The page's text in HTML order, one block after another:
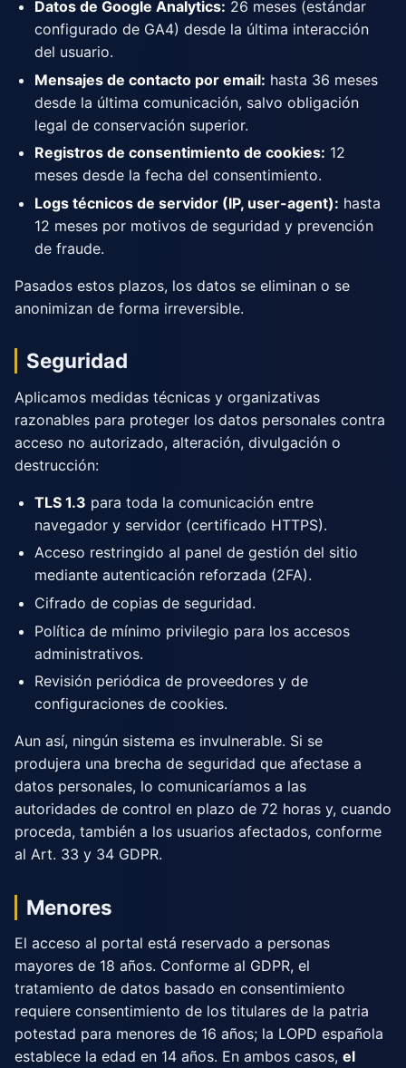
Datos de Google Analytics: 26 meses (estándar
configurado de GA4) desde la última interacción
del usuario.
Mensajes de contacto por email: hasta 36 meses
desde la última comunicación, salvo obligación
legal de conservación superior.
Registros de consentimiento de cookies: 12
meses desde la fecha del consentimiento.
Logs técnicos de servidor (IP, user-agent): hasta
12 meses por motivos de seguridad y prevención
de fraude.
Pasados estos plazos, los datos se eliminan o se
anonimizan de forma irreversible.
Seguridad
Aplicamos medidas técnicas y organizativas
razonables para proteger los datos personales contra
acceso no autorizado, alteración, divulgación o
destrucción:
TLS 1.3 para toda la comunicación entre
navegador y servidor (certificado HTTPS).
Acceso restringido al panel de gestión del sitio
mediante autenticación reforzada (2FA).
Cifrado de copias de seguridad.
Política de mínimo privilegio para los accesos
administrativos.
Revisión periódica de proveedores y de
configuraciones de cookies.
Aun así, ningún sistema es invulnerable. Si se
produjera una brecha de seguridad que afectase a
datos personales, lo comunicaríamos a las
autoridades de control en plazo de 72 horas y, cuando
proceda, también a los usuarios afectados, conforme
al Art. 33 y 34 GDPR.
Menores
El acceso al portal está reservado a personas
mayores de 18 años. Conforme al GDPR, el
tratamiento de datos basado en consentimiento
requiere consentimiento de los titulares de la patria
potestad para menores de 16 años; la LOPD española
establece la edad en 14 años. En ambos casos, el